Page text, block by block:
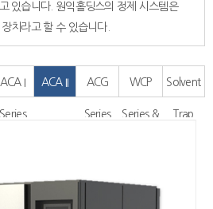
있습니다. 원익홀딩스의 정제 시스템은
치라고 할 수 있습니다.
ACA I
Series
ACA II ACG
Series
WCP
Series &
Solvent
Trap